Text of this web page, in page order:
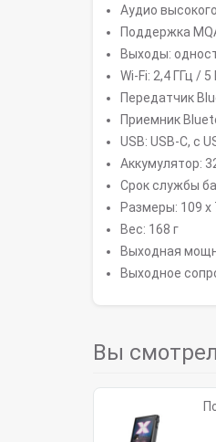
Аудио
Поддержка
Выходы:
Wi-Fi: 2,4 ГГц / 5
Передатчик
Приемник
USB: USB-C, с
Аккумулятор:
Срок службы
Размеры: 109 x
Вес: 168 г
Выходная
Выходное
Вы